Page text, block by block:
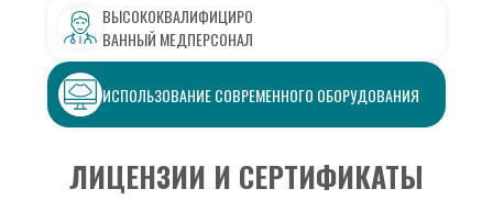
ВЫСОКОКВАЛИФИЦИРО
ВАННЫЙ МЕДПЕРСОНАЛ
ИСПОЛЬЗОВАНИЕ СОВРЕМЕННОГО ОБОРУДОВАНИЯ
ЛИЦЕНЗИИ И СЕРТИФИКАТЫ